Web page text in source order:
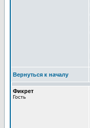
Вернуться к началу
Фикрет
Гость